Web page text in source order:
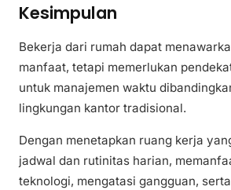
Kesimpulan
Bekerja dari rumah dapat
manfaat, tetapi memerlukan
untuk manajemen waktu
lingkungan kantor tradisional.
Dengan menetapkan ruang kerja
jadwal dan rutinitas harian,
teknologi, mengatasi gangguan,